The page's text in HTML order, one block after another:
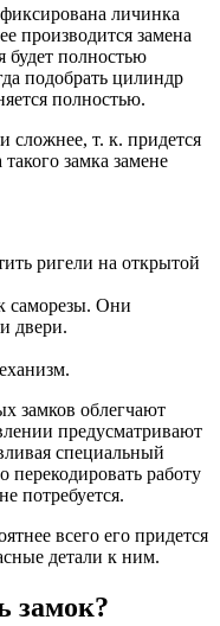
личинка
производится замена
будет полностью
подобрать цилиндр
полностью.
сложнее, т. к. придется
замка замене
ригели на открытой
саморезы. Они
двери.
замков облегчают
предусматривают
специальный
работу
потребуется.
всего его придется
детали к ним.
замок?